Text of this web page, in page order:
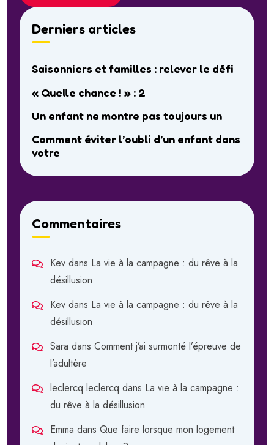
Derniers articles
Saisonniers et familles : relever le défi
« Quelle chance ! » : 2
Un enfant ne montre pas toujours un
Comment éviter l’oubli d’un enfant dans
votre
Commentaires
Kev dans La vie à la campagne : du rêve à la
désillusion
Kev dans La vie à la campagne : du rêve à la
désillusion
Sara dans Comment j’ai surmonté l’épreuve de
l’adultère
leclercq leclercq dans La vie à la campagne :
du rêve à la désillusion
Emma dans Que faire lorsque mon logement